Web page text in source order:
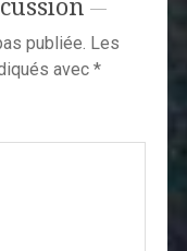
publiée. Les
avec *